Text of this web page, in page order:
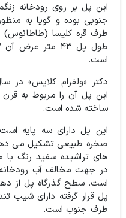
این پل بر روی رودخانه
جنوبی بوده و گویا به
طرف قره کلیسا (طاطائوس)
است.
این پل آن را مربوط به
ساخته شده است.
این پل دارای سه پایه
صخره طبیعی تشکیل می
های تراشیده سفید رنگ
در جهت مخالف آب
است. سطح گذرگاه پل از
پل قرار گرفته دارای شیب
طرف جنوب است.